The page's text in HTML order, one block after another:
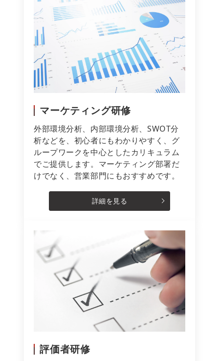
マーケティング研修
外部環境分析、内部環境分析、SWOT分
析などを、初心者にもわかりやすく、グ
ループワークを中心としたカリキュラム
でご提供します。マーケティング部署だ
けでなく、営業部門にもおすすめです。
詳細を見る
評価者研修